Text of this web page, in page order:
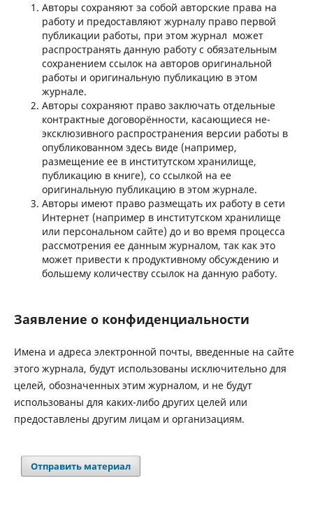
Авторы сохраняют за собой авторские права на
работу и предоставляют журналу право первой
публикации работы, при этом журнал может
распространять данную работу с обязательным
сохранением ссылок на авторов оригинальной
работы и оригинальную публикацию в этом
журнале.
Авторы сохраняют право заключать отдельные
контрактные договорённости, касающиеся не-
эксклюзивного распространения версии работы в
опубликованном здесь виде (например,
размещение ее в институтском хранилище,
публикацию в книге), со ссылкой на ее
оригинальную публикацию в этом журнале.
Авторы имеют право размещать их работу в сети
Интернет (например в институтском хранилище
или персональном сайте) до и во время процесса
рассмотрения ее данным журналом, так как это
может привести к продуктивному обсуждению и
большему количеству ссылок на данную работу.
Заявление о конфиденциальности
Имена и адреса электронной почты, введенные на сайте
этого журнала, будут использованы исключительно для
целей, обозначенных этим журналом, и не будут
использованы для каких-либо других целей или
предоставлены другим лицам и организациям.
Отправить материал